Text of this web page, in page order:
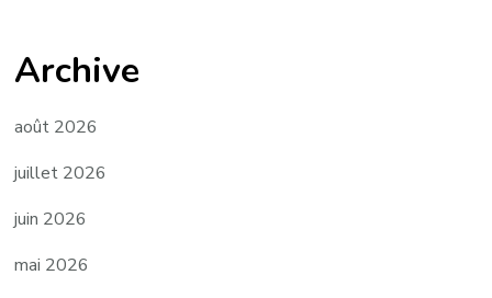
Archive
août 2026
juillet 2026
juin 2026
mai 2026